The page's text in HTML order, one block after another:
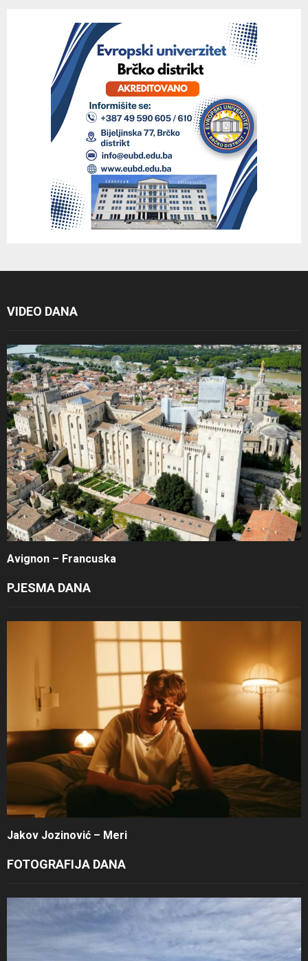
VIDEO DANA
Avignon – Francuska
PJESMA DANA
Jakov Jozinović – Meri
FOTOGRAFIJA DANA